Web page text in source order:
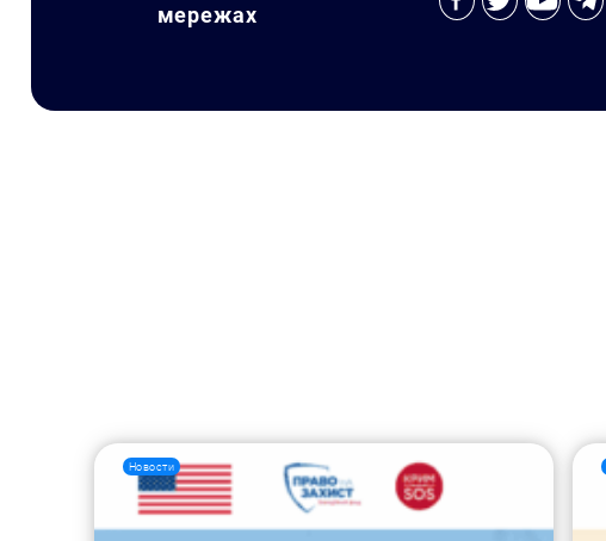
мережах
Новости